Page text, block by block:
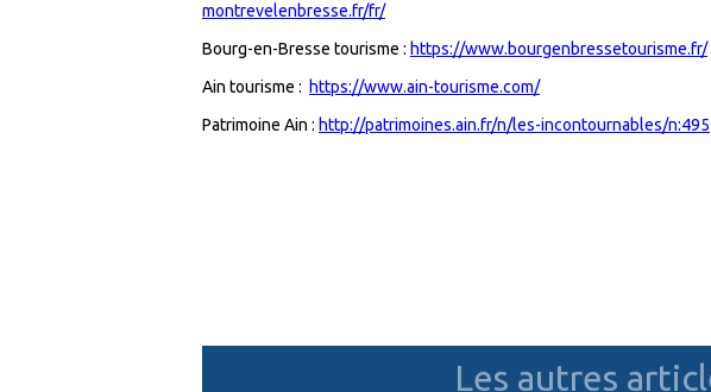
montrevelenbresse.fr/fr/
Bourg-en-Bresse tourisme : https://www.bourgenbressetourisme.fr/
Ain tourisme : https://www.ain-tourisme.com/
Patrimoine Ain : http://patrimoines.ain.fr/n/les-incontournables/n:495
Les autres